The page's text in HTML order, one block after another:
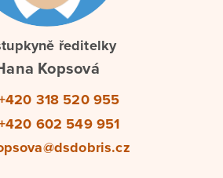
ředitelky
Kopsová
318 520 955
602 549 951